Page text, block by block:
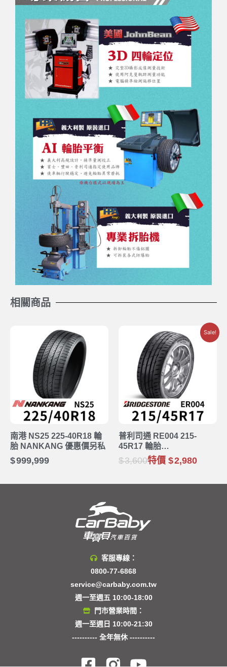
相關商品
南港 NS25 225-40R18 輪
胎 NANKANG 優惠價另私
999,999
Sale!
普利司通 RE004 215-
45R17 輪胎
BRIDGESTONE
3,600特價 2,980
客服專線：
0800-77-6868
service@carbaby.com.tw
週一至週五 10:00-18:00
門市營業時間：
週一至週日 10:00-21:30
---------- 全年無休 ----------